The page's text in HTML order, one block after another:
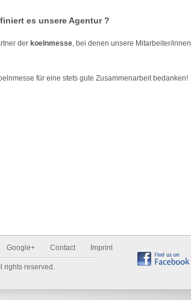
es unsere Agentur ?
der koelnmesse, bei denen unsere Mitarbeiter/innen
für eine stets gute Zusammenarbeit bedanken!
Google+ Contact Imprint
rights reserved.